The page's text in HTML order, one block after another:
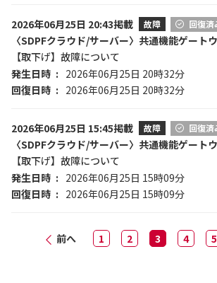
2026年06月25日 20:43掲載 故障 回復済
〈SDPFクラウド/サーバー〉共通機能ゲート
【取下げ】故障について
発生日時
2026年06月25日 20時32分
回復日時
2026年06月25日 20時32分
2026年06月25日 15:45掲載 故障 回復済
〈SDPFクラウド/サーバー〉共通機能ゲート
【取下げ】故障について
発生日時
2026年06月25日 15時09分
回復日時
2026年06月25日 15時09分
前へ 1 2 3 4 5